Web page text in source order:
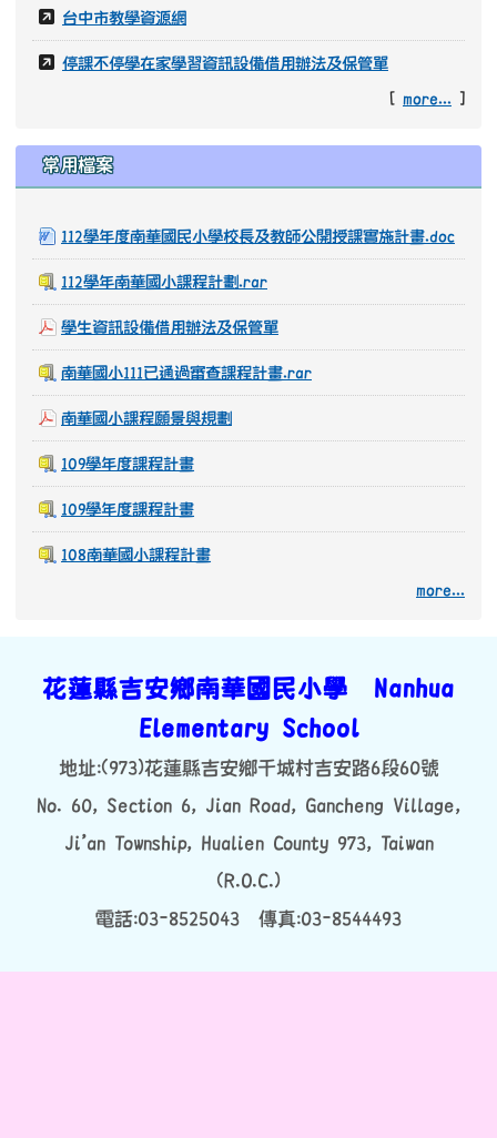
台中市教學資源網
停課不停學在家學習資訊設備借用辦法及保管單
[ more... ]
常用檔案
112學年度南華國民小學校長及教師公開授課實施計畫.doc
112學年南華國小課程計劃.rar
學生資訊設備借用辦法及保管單
南華國小111已通過審查課程計畫.rar
南華國小課程願景與規劃
109學年度課程計畫
109學年度課程計畫
108南華國小課程計畫
more...
花蓮縣吉安鄉南華國民小學 Nanhua
Elementary School
地址:(973)花蓮縣吉安鄉干城村吉安路6段60號
No. 60, Section 6, Jian Road, Gancheng Village,
Ji’an Township, Hualien County 973, Taiwan
(R.O.C.)
電話:03-8525043 傳真:03-8544493